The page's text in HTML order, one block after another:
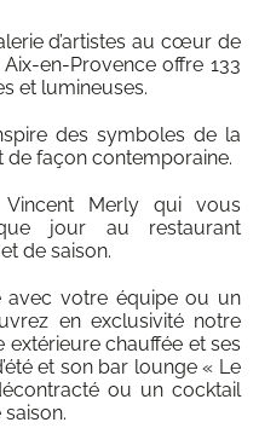
d’artistes au cœur de
Aix-en-Provence offre 133
et lumineuses.
des symboles de la
de façon contemporaine.
Merly qui vous
jour au restaurant
de saison.
avec votre équipe ou un
en exclusivité notre
chauffée et ses
et son bar lounge « Le
ou un cocktail